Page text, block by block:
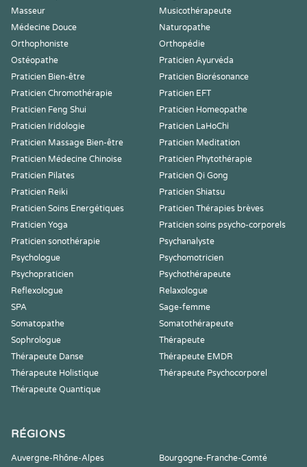
Masseur
Musicothérapeute
Médecine Douce
Naturopathe
Orthophoniste
Orthopédie
Ostéopathe
Praticien Ayurvéda
Praticien Bien-être
Praticien Biorésonance
Praticien Chromothérapie
Praticien EFT
Praticien Feng Shui
Praticien Homeopathe
Praticien Iridologie
Praticien LaHoChi
Praticien Massage Bien-être
Praticien Meditation
Praticien Médecine Chinoise
Praticien Phytothérapie
Praticien Pilates
Praticien Qi Gong
Praticien Reiki
Praticien Shiatsu
Praticien Soins Energétiques
Praticien Thérapies brèves
Praticien Yoga
Praticien soins psycho-corporels
Praticien sonothérapie
Psychanalyste
Psychologue
Psychomotricien
Psychopraticien
Psychothérapeute
Reflexologue
Relaxologue
SPA
Sage-femme
Somatopathe
Somatothérapeute
Sophrologue
Thérapeute
Thérapeute Danse
Thérapeute EMDR
Thérapeute Holistique
Thérapeute Psychocorporel
Thérapeute Quantique
RÉGIONS
Auvergne-Rhône-Alpes
Bourgogne-Franche-Comté